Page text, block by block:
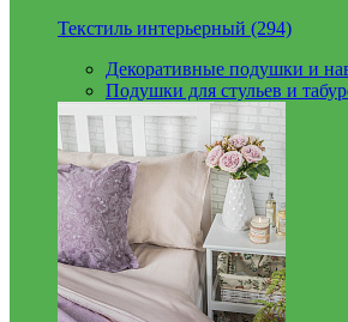
Текстиль интерьерный (294)
Декоративные подушки и
Подушки для стульев и